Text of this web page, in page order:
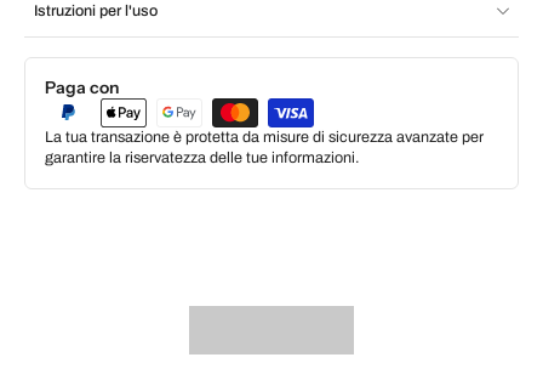
Istruzioni per l'uso
Paga con
La tua transazione è protetta da misure di sicurezza avanzate per
garantire la riservatezza delle tue informazioni.